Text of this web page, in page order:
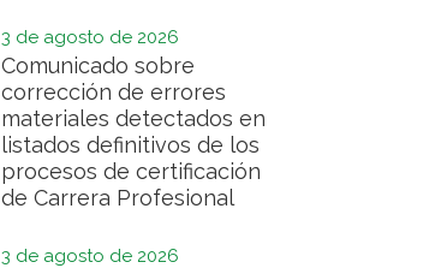
3 de agosto de 2026
Comunicado sobre
corrección de errores
materiales detectados en
listados definitivos de los
procesos de certificación
de Carrera Profesional
3 de agosto de 2026